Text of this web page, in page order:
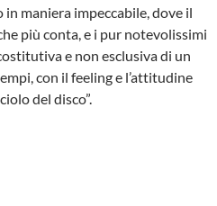
maniera impeccabile, dove il
più conta, e i pur notevolissimi
e non esclusiva di un
con il feeling e l’attitudine
del disco”.